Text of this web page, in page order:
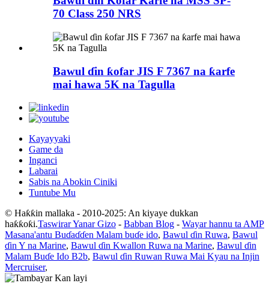
70 Class 250 NRS
Bawul ɗin ƙofar JIS F 7367 na ƙarfe
mai hawa 5K na Tagulla
Kayayyaki
Game da
Inganci
Labarai
Sabis na Abokin Ciniki
Tuntube Mu
© Haƙƙin mallaka - 2010-2025: An kiyaye dukkan
haƙƙoƙi.Taswirar Yanar Gizo - Babban Blog - Wayar hannu ta AMP
Masana'antu Buɗaɗɗen Malam buɗe ido, Bawul ɗin Ruwa, Bawul
ɗin Y na Marine, Bawul ɗin Kwallon Ruwa na Marine, Bawul ɗin
Malam Buɗe Ido B2b, Bawul ɗin Ruwan Ruwa Mai Kyau na Injin
Mercruiser,